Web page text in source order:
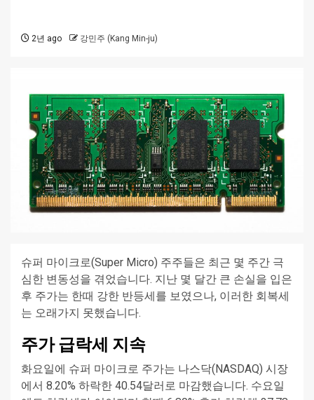
2년 ago 강민주 (Kang Min-ju)
슈퍼 마이크로(Super Micro) 주주들은 최근 몇 주간 극
심한 변동성을 겪었습니다. 지난 몇 달간 큰 손실을 입은
후 주가는 한때 강한 반등세를 보였으나, 이러한 회복세
는 오래가지 못했습니다.
주가 급락세 지속
화요일에 슈퍼 마이크로 주가는 나스닥(NASDAQ) 시장
에서 8.20% 하락한 40.54달러로 마감했습니다. 수요일